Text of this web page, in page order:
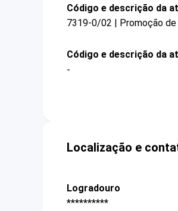
Código e descrição da
7319-0/02 | Promoção de
Código e descrição da
-
Localização e
Logradouro
**********